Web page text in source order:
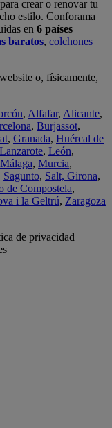
crear o renovar tu
estilo. Conforama
en 6 países
baratos, colchones
o, físicamente,
, Alfafar, Alicante,
, Burjassot,
, Granada, Huércal de
Lanzarote, León,
Málaga, Murcia,
Sagunto, Salt, Girona,
de Compostela,
i la Geltrú, Zaragoza
de privacidad